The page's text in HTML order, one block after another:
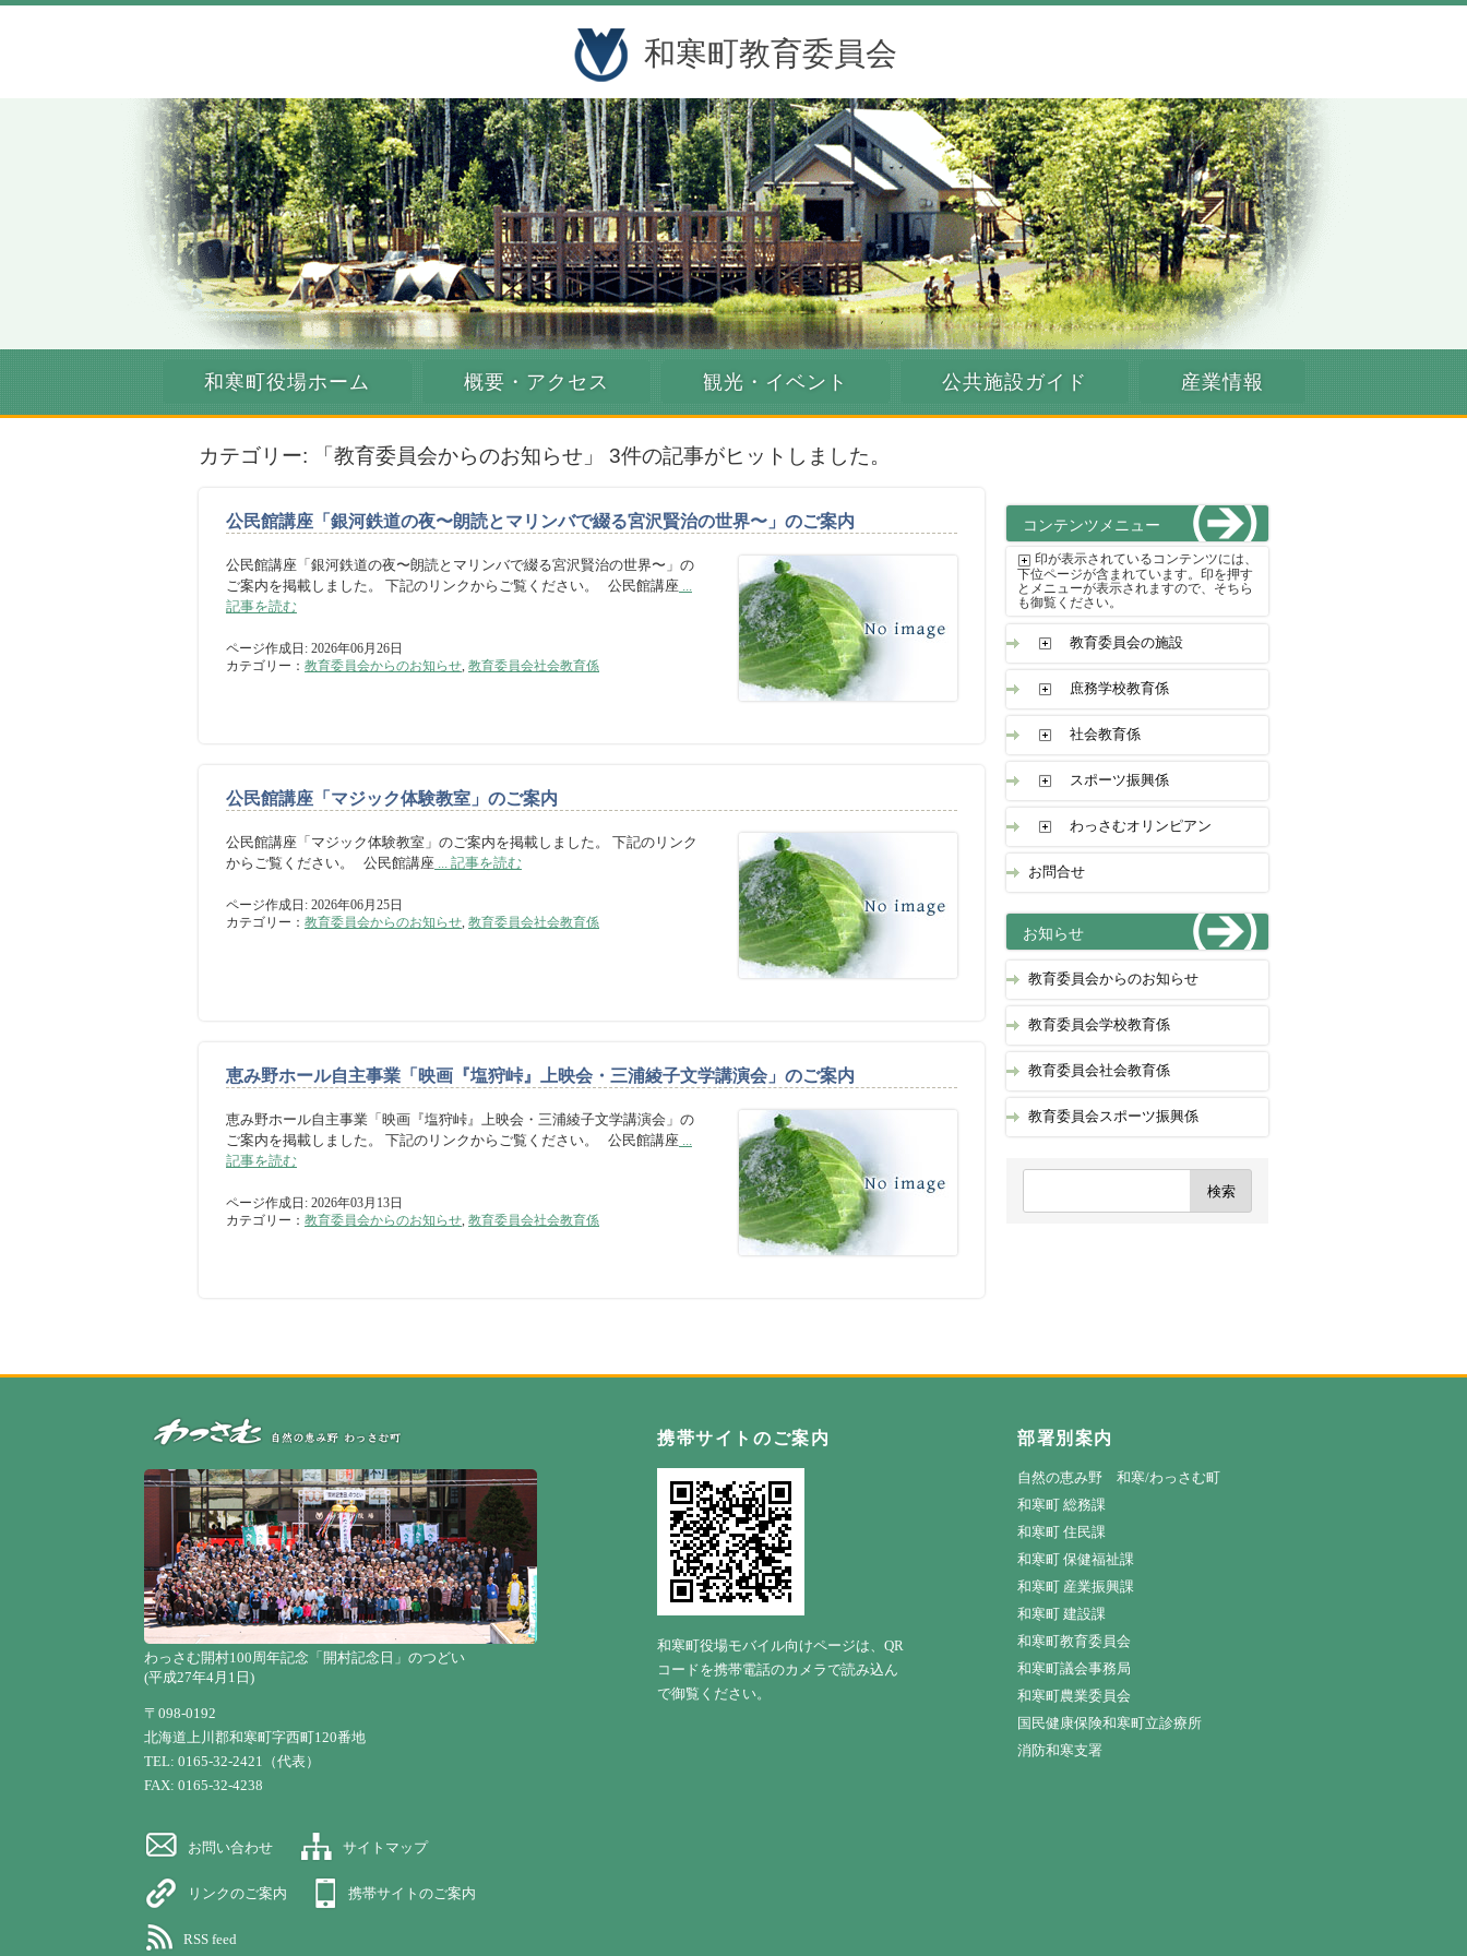
和寒町教育委員会
和寒町役場ホーム 概要・アクセス 観光・イベント 公共施設ガイド 産業情報
カテゴリー: 「教育委員会からのお知らせ」 3件の記事がヒットしました。
公民館講座「銀河鉄道の夜〜朗読とマリンバで綴る宮沢賢治の世界〜」のご案内
公民館講座「銀河鉄道の夜〜朗読とマリンバで綴る宮沢賢治の世界〜」の
ご案内を掲載しました。 下記のリンクからご覧ください。 公民館講座 ...
記事を読む
ページ作成日: 2026年06月26日
カテゴリー： 教育委員会からのお知らせ, 教育委員会社会教育係
公民館講座「マジック体験教室」のご案内
公民館講座「マジック体験教室」のご案内を掲載しました。 下記のリンク
からご覧ください。 公民館講座 ... 記事を読む
ページ作成日: 2026年06月25日
カテゴリー： 教育委員会からのお知らせ, 教育委員会社会教育係
恵み野ホール自主事業「映画『塩狩峠』上映会・三浦綾子文学講演会」のご案内
恵み野ホール自主事業「映画『塩狩峠』上映会・三浦綾子文学講演会」の
ご案内を掲載しました。 下記のリンクからご覧ください。 公民館講座 ...
記事を読む
ページ作成日: 2026年03月13日
カテゴリー： 教育委員会からのお知らせ, 教育委員会社会教育係
コンテンツメニュー
印が表示されているコンテンツには、
下位ページが含まれています。印を押す
とメニューが表示されますので、そちら
も御覧ください。
教育委員会の施設
庶務学校教育係
社会教育係
スポーツ振興係
わっさむオリンピアン
お問合せ
お知らせ
教育委員会からのお知らせ
教育委員会学校教育係
教育委員会社会教育係
教育委員会スポーツ振興係
わっさむ開村100周年記念「開村記念日」のつどい
(平成27年4月1日)
〒098-0192
北海道上川郡和寒町字西町120番地
TEL: 0165-32-2421（代表）
FAX: 0165-32-4238
お問い合わせ サイトマップ
リンクのご案内 携帯サイトのご案内
RSS feed
携帯サイトのご案内
和寒町役場モバイル向けページは、QR
コードを携帯電話のカメラで読み込ん
で御覧ください。
部署別案内
自然の恵み野 和寒/わっさむ町
和寒町 総務課
和寒町 住民課
和寒町 保健福祉課
和寒町 産業振興課
和寒町 建設課
和寒町教育委員会
和寒町議会事務局
和寒町農業委員会
国民健康保険和寒町立診療所
消防和寒支署